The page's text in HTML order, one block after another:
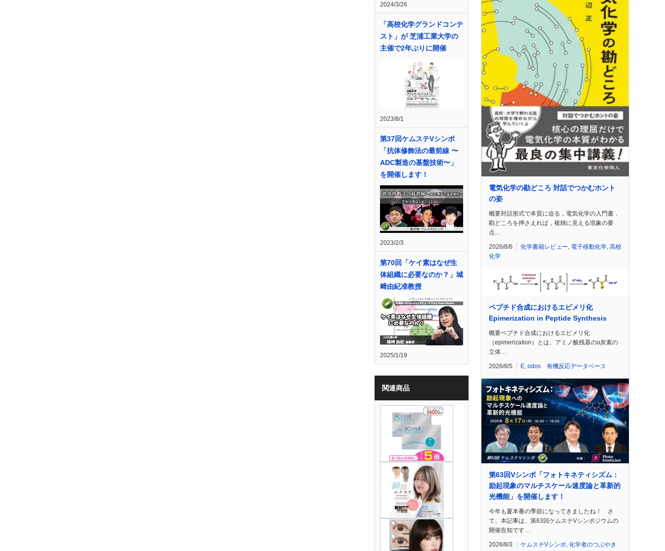
2024/3/26
「高校化学グランドコンテ
スト」が 芝浦工業大学の
主催で2年ぶりに開催
2023/8/1
第37回ケムステVシンポ
「抗体修飾法の最前線 〜
ADC製造の基盤技術〜」
を開催します！
2023/2/3
第70回「ケイ素はなぜ生
体組織に必要なのか？」城
﨑由紀准教授
2025/1/19
関連商品
電気化学の勘どころ 対話でつかむホント
の姿
概要対話形式で本質に迫る，電気化学の入門書．
勘どころを押さえれば，複雑に見える現象の要
点…
2026/8/6 化学書籍レビュー 電子移動化学 高校
化学
ペプチド合成におけるエピメリ化
Epimerization in Peptide Synthesis
概要ペプチド合成におけるエピメリ化
（epimerization）とは、アミノ酸残基のα炭素の
立体…
2026/8/5 E odos 有機反応データベース
第63回Vシンポ「フォトキネティシズム：
励起現象のマルチスケール速度論と革新的
光機能」を開催します！
今年も夏本番の季節になってきましたね！ さ
て、本記事は、第63回ケムステVシンポジウムの
開催告知です…
2026/8/3 ケムステVシンポ, 化学者のつぶやき